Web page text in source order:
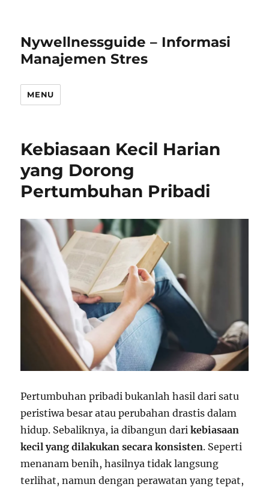
Nywellnessguide – Informasi
Manajemen Stres
MENU
Kebiasaan Kecil Harian
yang Dorong
Pertumbuhan Pribadi
Pertumbuhan pribadi bukanlah hasil dari satu
peristiwa besar atau perubahan drastis dalam
hidup. Sebaliknya, ia dibangun darikebiasaan
kecil yang dilakukan secara konsisten. Seperti
menanam benih, hasilnya tidak langsung
terlihat, namun dengan perawatan yang tepat,